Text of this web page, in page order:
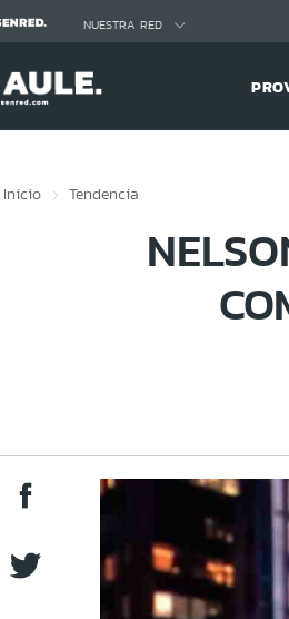
NUESTRA RED
Inicio Tendencia